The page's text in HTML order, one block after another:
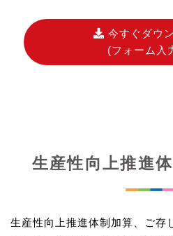
今すぐダウ
(フォーム入
生産性向上推進
生産性向上推進体制加算、ご存